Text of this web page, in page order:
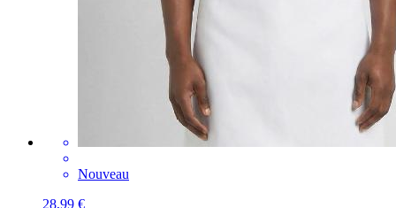
Nouveau
28,99 €